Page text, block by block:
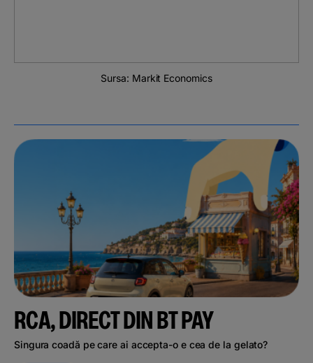
Sursa: Markit Economics
RCA, DIRECT DIN BT PAY
Singura coadă pe care ai accepta-o e cea de la gelato?